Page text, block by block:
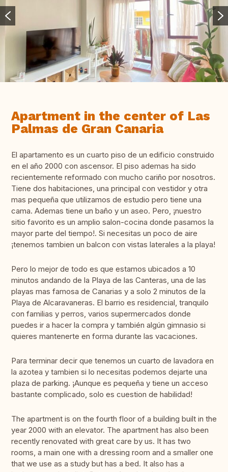
Apartment in the center of Las
Palmas de Gran Canaria
El apartamento es un cuarto piso de un edificio construido
en el año 2000 con ascensor. El piso ademas ha sido
recientemente reformado con mucho cariño por nosotros.
Tiene dos habitaciones, una principal con vestidor y otra
mas pequeña que utilizamos de estudio pero tiene una
cama. Ademas tiene un baño y un aseo. Pero, ¡nuestro
sitio favorito es un amplio salon-cocina donde pasamos la
mayor parte del tiempo!. Si necesitas un poco de aire
¡tenemos tambien un balcon con vistas laterales a la playa!
Pero lo mejor de todo es que estamos ubicados a 10
minutos andando de la Playa de las Canteras, una de las
playas mas famosa de Canarias y a solo 2 minutos de la
Playa de Alcaravaneras. El barrio es residencial, tranquilo
con familias y perros, varios supermercados donde
puedes ir a hacer la compra y también algún gimnasio si
quieres mantenerte en forma durante las vacaciones.
Para terminar decir que tenemos un cuarto de lavadora en
la azotea y tambien si lo necesitas podemos dejarte una
plaza de parking. ¡Aunque es pequeña y tiene un acceso
bastante complicado, solo es cuestion de habilidad!
The apartment is on the fourth floor of a building built in the
year 2000 with an elevator. The apartment has also been
recently renovated with great care by us. It has two
rooms, a main one with a dressing room and a smaller one
that we use as a study but has a bed. It also has a